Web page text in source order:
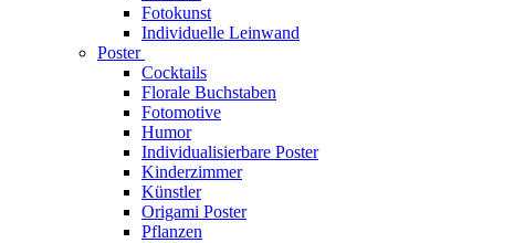
Fotokunst
Individuelle Leinwand
Poster
Cocktails
Florale Buchstaben
Fotomotive
Humor
Individualisierbare Poster
Kinderzimmer
Künstler
Origami Poster
Pflanzen